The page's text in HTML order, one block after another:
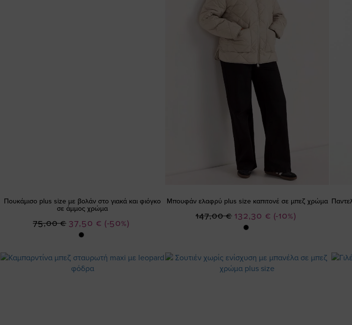
Πουκάμισο plus size με βολάν στο γιακά και φιόγκο
σε άμμος χρώμα
(-50%)
Ειδική
Τιμή
37,50 €
75,00 €
Μπουφάν ελαφρύ plus size καπιτονέ σε μπεζ χρώμα
(-10%)
Ειδική
Τιμή
132,30 €
147,00 €